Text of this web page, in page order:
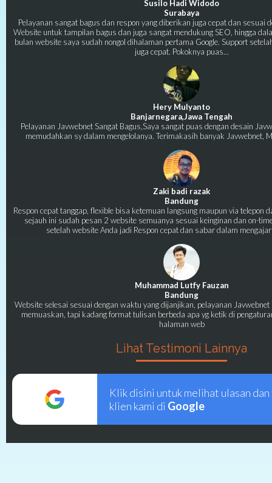
Susilo Hadi Widodo
Surabaya
Pelayanan sangat bagus dan respon yang diberikan juga cepat dan sesuai
Website untuk tampilan bagus dan juga sangat mendukung SEO, hingga
bulan website saya sudah nongol dihalaman pertama Google. Support
juga cepat. Pokoknya puas...
Hery Mulyanto
Banjarnegara,Jawa Tengah
Pelayanan Javwebnet Sangat Bagus,Saya sangat puas dengan desain
memudahkan sy dalam mengelolanya. Terimakasih banyak Javwebnet,
Zaki badi razak
Bandung
Respon cepat tanggap, flexible bisa ketemuan langsung maupun via telepon
sejauh ini sudah pesan 2 website semuanya sesuai keinginan dan on-
setelah website Anda jadi Respon cepat dan sabar dalam
Muhammad Lutfy Fauzan
Bandung
Website selesai sesuai dengan waktu yang dijanjikan, pelayanan
memuaskan, tapi kadang format tulisan berbeda apa yg ketik di
halaman web
Lihat Testimoni Lainnya
Klik disini untuk melihat ulasan
klien kami di Google